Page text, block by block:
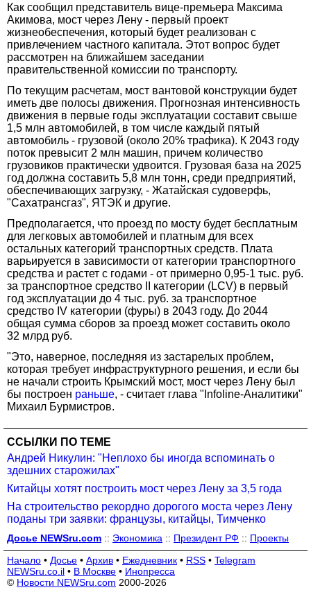
Как сообщил представитель вице-премьера Максима
Акимова, мост через Лену - первый проект
жизнеобеспечения, который будет реализован с
привлечением частного капитала. Этот вопрос будет
рассмотрен на ближайшем заседании
правительственной комиссии по транспорту.
По текущим расчетам, мост вантовой конструкции будет
иметь две полосы движения. Прогнозная интенсивность
движения в первые годы эксплуатации составит свыше
1,5 млн автомобилей, в том числе каждый пятый
автомобиль - грузовой (около 20% трафика). К 2043 году
поток превысит 2 млн машин, причем количество
грузовиков практически удвоится. Грузовая база на 2025
год должна составить 5,8 млн тонн, среди предприятий,
обеспечивающих загрузку, - Жатайская судоверфь,
"Сахатрансгаз", ЯТЭК и другие.
Предполагается, что проезд по мосту будет бесплатным
для легковых автомобилей и платным для всех
остальных категорий транспортных средств. Плата
варьируется в зависимости от категории транспортного
средства и растет с годами - от примерно 0,95-1 тыс. руб.
за транспортное средство II категории (LCV) в первый
год эксплуатации до 4 тыс. руб. за транспортное
средство IV категории (фуры) в 2043 году. До 2044
общая сумма сборов за проезд может составить около
32 млрд руб.
"Это, наверное, последняя из застарелых проблем,
которая требует инфраструктурного решения, и если бы
не начали строить Крымский мост, мост через Лену был
бы построен раньше, - считает глава "Infoline-Аналитики"
Михаил Бурмистров.
ССЫЛКИ ПО ТЕМЕ
Андрей Никулин: "Неплохо бы иногда вспоминать о
здешних старожилах"
Китайцы хотят построить мост через Лену за 3,5 года
На строительство рекордно дорогого моста через Лену
поданы три заявки: французы, китайцы, Тимченко
Досье NEWSru.com :: Экономика :: Президент РФ :: Проекты
Начало • Досье • Архив • Ежедневник • RSS • Telegram
NEWSru.co.il • В Москве • Инопресса
© Новости NEWSru.com 2000-2026